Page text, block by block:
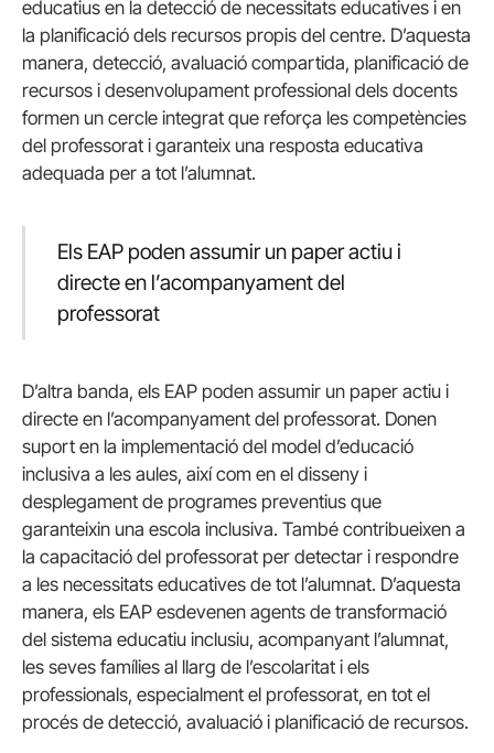
educatius en la detecció de necessitats educatives i en
la planificació dels recursos propis del centre. D’aquesta
manera, detecció, avaluació compartida, planificació de
recursos i desenvolupament professional dels docents
formen un cercle integrat que reforça les competències
del professorat i garanteix una resposta educativa
adequada per a tot l’alumnat.
Els EAP poden assumir un paper actiu i
directe en l’acompanyament del
professorat
D’altra banda, els EAP poden assumir un paper actiu i
directe en l’acompanyament del professorat. Donen
suport en la implementació del model d’educació
inclusiva a les aules, així com en el disseny i
desplegament de programes preventius que
garanteixin una escola inclusiva. També contribueixen a
la capacitació del professorat per detectar i respondre
a les necessitats educatives de tot l’alumnat. D’aquesta
manera, els EAP esdevenen agents de transformació
del sistema educatiu inclusiu, acompanyant l’alumnat,
les seves famílies al llarg de l’escolaritat i els
professionals, especialment el professorat, en tot el
procés de detecció, avaluació i planificació de recursos.